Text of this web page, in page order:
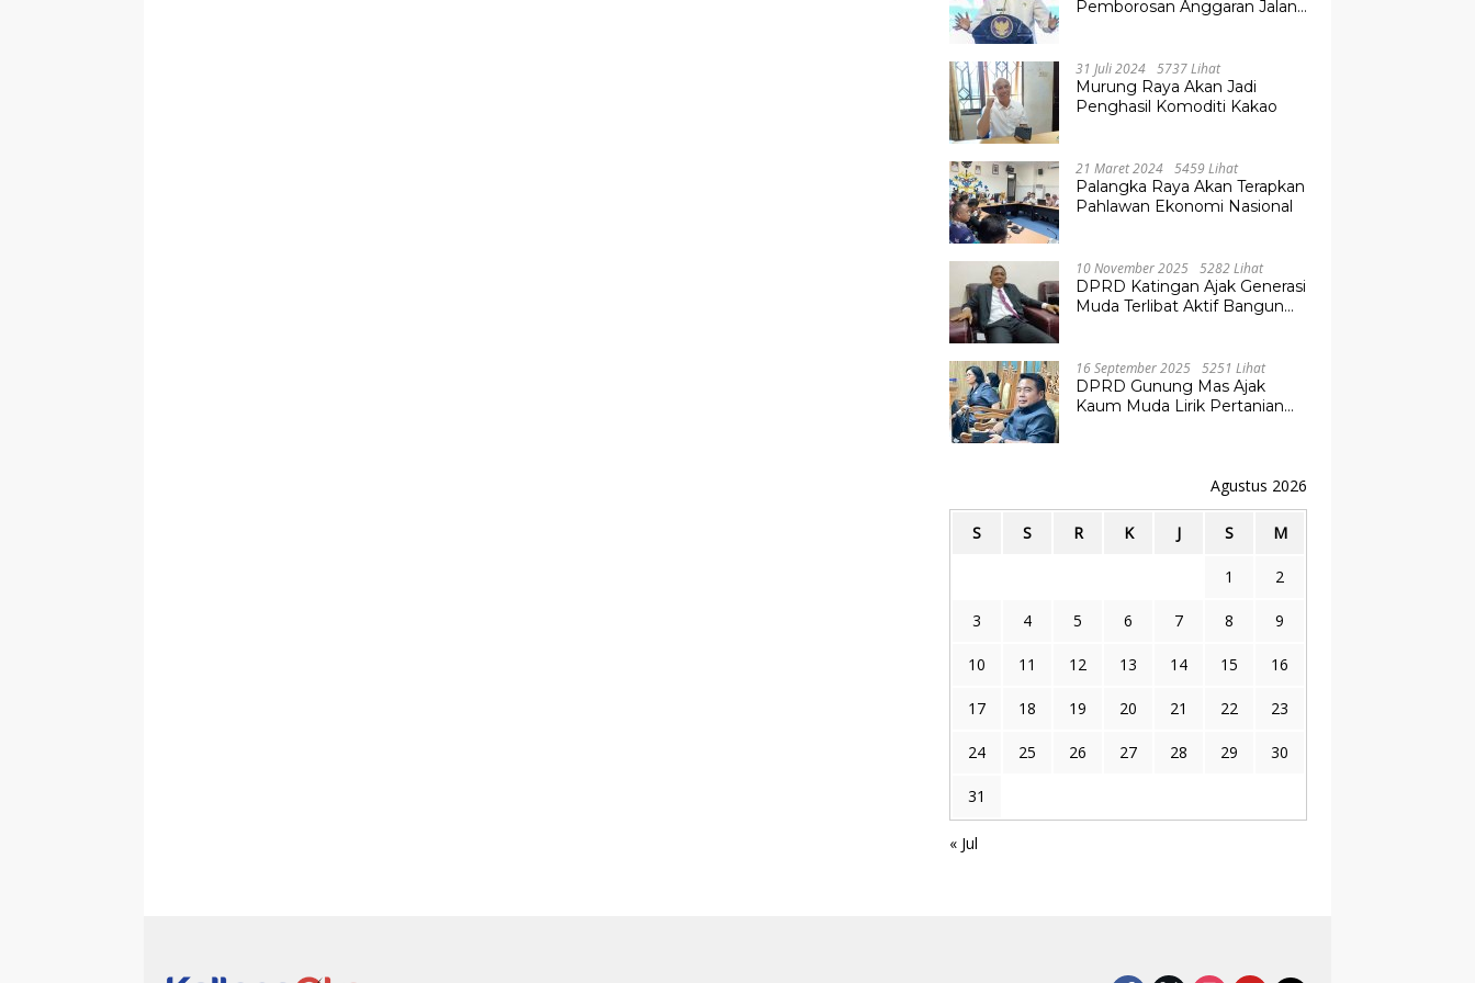
Pemborosan Anggaran Jalan
31 Juli 2024 5737 Lihat
Murung Raya Akan Jadi
Penghasil Komoditi Kakao
21 Maret 2024 5459 Lihat
Palangka Raya Akan Terapkan
Pahlawan Ekonomi Nasional
10 November 2025 5282 Lihat
DPRD Katingan Ajak Generasi
Muda Terlibat Aktif Bangun
16 September 2025 5251 Lihat
DPRD Gunung Mas Ajak
Kaum Muda Lirik Pertanian
Agustus 2026
S S R K J S M
1 2
3 4 5 6 7 8 9
10 11 12 13 14 15 16
17 18 19 20 21 22 23
24 25 26 27 28 29 30
31
« Jul